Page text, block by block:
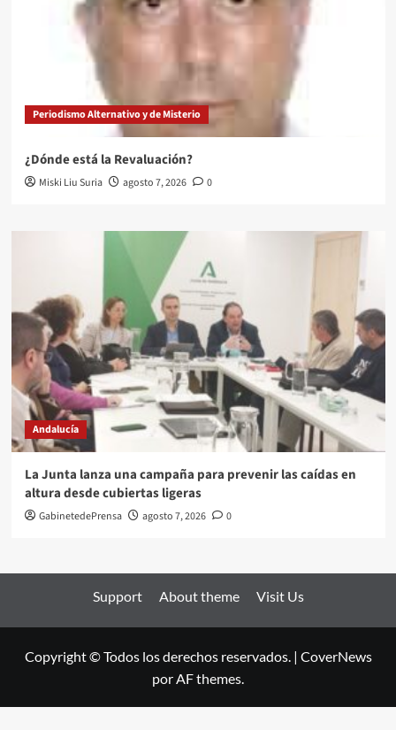
Periodismo Alternativo y de Misterio
¿Dónde está la Revaluación?
Miski Liu Suria agosto 7, 2026 0
Andalucía
La Junta lanza una campaña para prevenir las caídas en
altura desde cubiertas ligeras
GabinetedePrensa agosto 7, 2026 0
Support About theme Visit Us
Copyright © Todos los derechos reservados. | CoverNews
por AF themes.